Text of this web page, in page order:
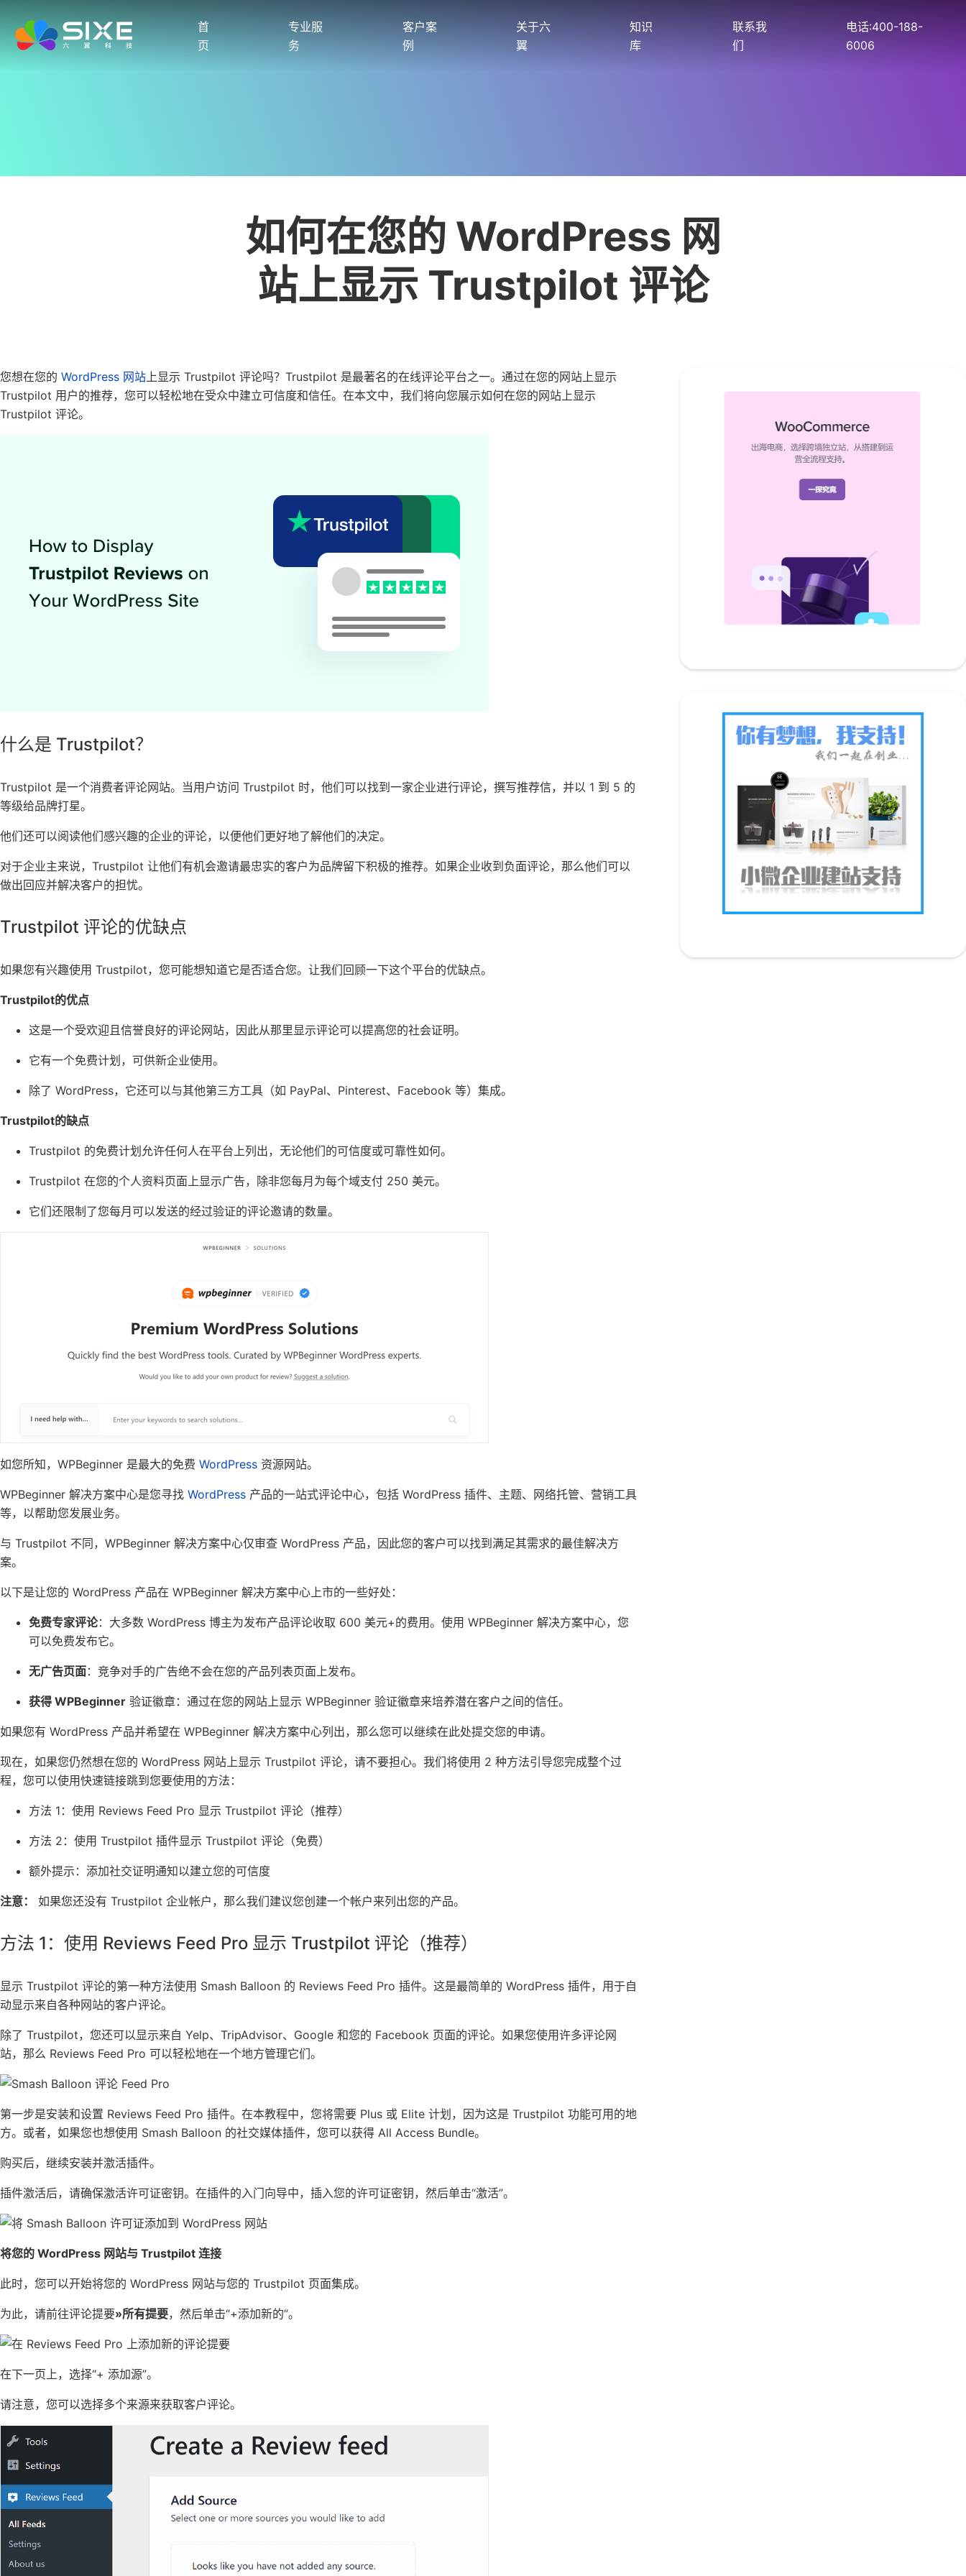
首
页
专业服
务
客户案
例
关于六
翼
知识
库
联系我
们
电话:400-188-
6006
如何在您的 WordPress 网
站上显示 Trustpilot 评论
您想在您的 WordPress 网站上显示 Trustpilot 评论吗？ Trustpilot 是最著名的在线评论平台之一。通过在您的网站上显示
Trustpilot 用户的推荐，您可以轻松地在受众中建立可信度和信任。 在本文中，我们将向您展示如何在您的网站上显示
Trustpilot 评论。
什么是 Trustpilot？
Trustpilot 是一个消费者评论网站。当用户访问 Trustpilot 时，他们可以找到一家企业进行评论，撰写推荐信，并以 1 到 5 的
等级给品牌打星。
他们还可以阅读他们感兴趣的企业的评论，以便他们更好地了解他们的决定。
对于企业主来说，Trustpilot 让他们有机会邀请最忠实的客户为品牌留下积极的推荐。如果企业收到负面评论，那么他们可以
做出回应并解决客户的担忧。
Trustpilot 评论的优缺点
如果您有兴趣使用 Trustpilot，您可能想知道它是否适合您。让我们回顾一下这个平台的优缺点。
Trustpilot的优点
这是一个受欢迎且信誉良好的评论网站，因此从那里显示评论可以提高您的社会证明。
它有一个免费计划，可供新企业使用。
除了 WordPress，它还可以与其他第三方工具（如 PayPal、Pinterest、Facebook 等）集成。
Trustpilot的缺点
Trustpilot 的免费计划允许任何人在平台上列出，无论他们的可信度或可靠性如何。
Trustpilot 在您的个人资料页面上显示广告，除非您每月为每个域支付 250 美元。
它们还限制了您每月可以发送的经过验证的评论邀请的数量。
如您所知，WPBeginner 是最大的免费 WordPress 资源网站。
WPBeginner 解决方案中心是您寻找 WordPress 产品的一站式评论中心，包括 WordPress 插件、主题、网络托管、营销工具
等，以帮助您发展业务。
与 Trustpilot 不同，WPBeginner 解决方案中心仅审查 WordPress 产品，因此您的客户可以找到满足其需求的最佳解决方
案。
以下是让您的 WordPress 产品在 WPBeginner 解决方案中心上市的一些好处：
免费专家评论：大多数 WordPress 博主为发布产品评论收取 600 美元+的费用。使用 WPBeginner 解决方案中心，您
可以免费发布它。
无广告页面：竞争对手的广告绝不会在您的产品列表页面上发布。
获得 WPBeginner 验证徽章：通过在您的网站上显示 WPBeginner 验证徽章来培养潜在客户之间的信任。
如果您有 WordPress 产品并希望在 WPBeginner 解决方案中心列出，那么您可以继续在此处提交您的申请。
现在，如果您仍然想在您的 WordPress 网站上显示 Trustpilot 评论，请不要担心。我们将使用 2 种方法引导您完成整个过
程，您可以使用快速链接跳到您要使用的方法：
方法 1：使用 Reviews Feed Pro 显示 Trustpilot 评论（推荐）
方法 2：使用 Trustpilot 插件显示 Trustpilot 评论（免费）
额外提示：添加社交证明通知以建立您的可信度
注意： 如果您还没有 Trustpilot 企业帐户 ，那么我们建议您创建一个帐户来列出您的产品。
方法 1：使用 Reviews Feed Pro 显示 Trustpilot 评论（推荐）
显示 Trustpilot 评论的第一种方法使用 Smash Balloon 的 Reviews Feed Pro 插件。这是最简单的 WordPress 插件，用于自
动显示来自各种网站的客户评论。
除了 Trustpilot，您还可以显示来自 Yelp、TripAdvisor、Google 和您的 Facebook 页面的评论。如果您使用许多评论网
站，那么 Reviews Feed Pro 可以轻松地在一个地方管理它们。
第一步是安装和设置 Reviews Feed Pro 插件。在本教程中，您将需要 Plus 或 Elite 计划 ，因为这是 Trustpilot 功能可用的地
方。或者，如果您也想使用 Smash Balloon 的社交媒体插件，您可以获得 All Access Bundle。
购买后，继续安装并激活插件。
插件激活后，请确保激活许可证密钥。在插件的入门向导中，插入您的许可证密钥，然后单击“激活”。
将您的 WordPress 网站与 Trustpilot 连接
此时，您可以开始将您的 WordPress 网站与您的 Trustpilot 页面集成。
为此，请前往评论提要»所有提要，然后单击“+添加新的”。
在下一页上，选择“+ 添加源”。
请注意，您可以选择多个来源来获取客户评论。